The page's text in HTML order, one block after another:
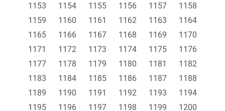
1153 1154 1155 1156 1157
1158
1159
1160 1161 1162 1163
1164
1165
1166 1167 1168 1169
1170
1171
1172 1173 1174 1175
1176
1177
1178 1179 1180 1181
1182
1183
1184 1185 1186 1187
1188
1189
1190 1191 1192 1193
1194
1195
1196 1197 1198 1199
1200